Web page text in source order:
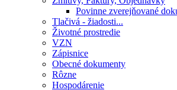
Povinne zverejňované
Tlačivá - žiadosti...
Životné prostredie
VZN
Zápisnice
Obecné dokumenty
Rôzne
Hospodárenie